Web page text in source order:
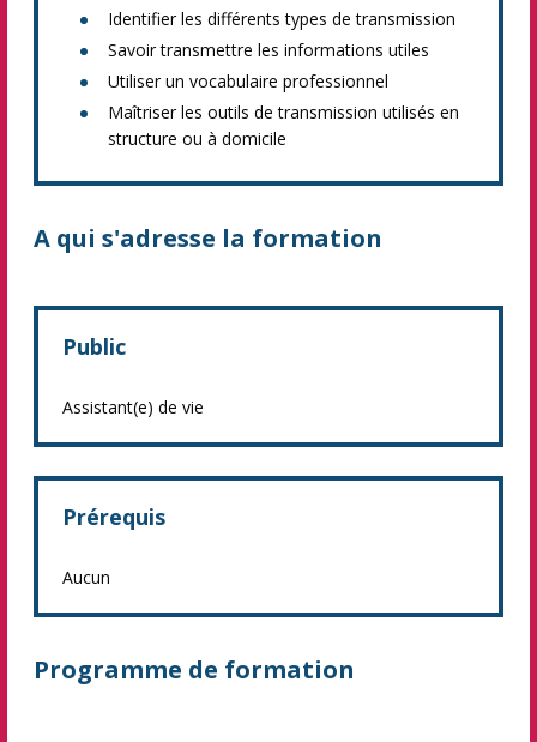
Identifier les différents types de transmission
Savoir transmettre les informations utiles
Utiliser un vocabulaire professionnel
Maîtriser les outils de transmission utilisés en
structure ou à domicile
A qui s'adresse la formation
Public
Assistant(e) de vie
Prérequis
Aucun
Programme de formation